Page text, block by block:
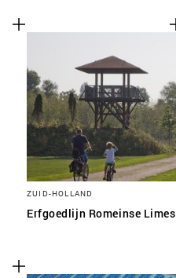
ZUID-HOLLAND
Erfgoedlijn Romeinse Limes